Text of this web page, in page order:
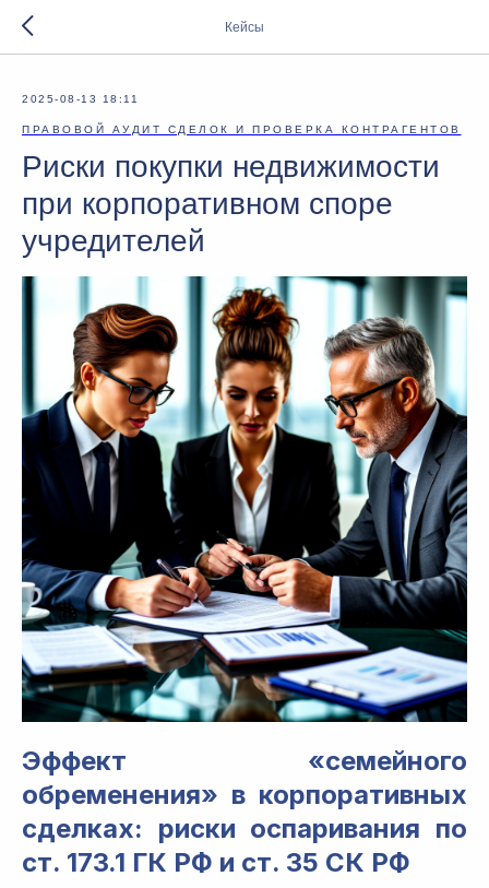
Кейсы
2025-08-13 18:11
ПРАВОВОЙ АУДИТ СДЕЛОК И ПРОВЕРКА КОНТРАГЕНТОВ
Риски покупки недвижимости
при корпоративном споре
учредителей
Эффект «семейного
обременения» в корпоративных
сделках: риски оспаривания по
ст. 173.1 ГК РФ и ст. 35 СК РФ